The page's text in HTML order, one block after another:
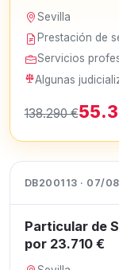
Sevilla
Prestación de
Servicios
Algunas
138.290 €
DB200113 · 07/
Particular de
por 23.710 €